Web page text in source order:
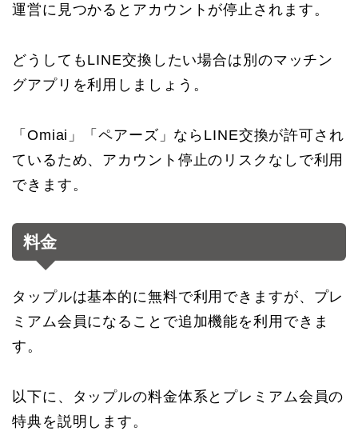
運営に見つかるとアカウントが停止されます。
どうしてもLINE交換したい場合は別のマッチン
グアプリを利用しましょう。
「Omiai」「ペアーズ」ならLINE交換が許可され
ているため、アカウント停止のリスクなしで利用
できます。
料金
タップルは基本的に無料で利用できますが、プレ
ミアム会員になることで追加機能を利用できま
す。
以下に、タップルの料金体系とプレミアム会員の
特典を説明します。